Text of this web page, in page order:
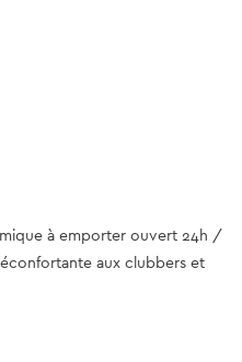
à emporter ouvert 24h /
aux clubbers et